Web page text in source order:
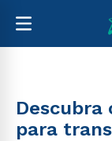
Descubra
para